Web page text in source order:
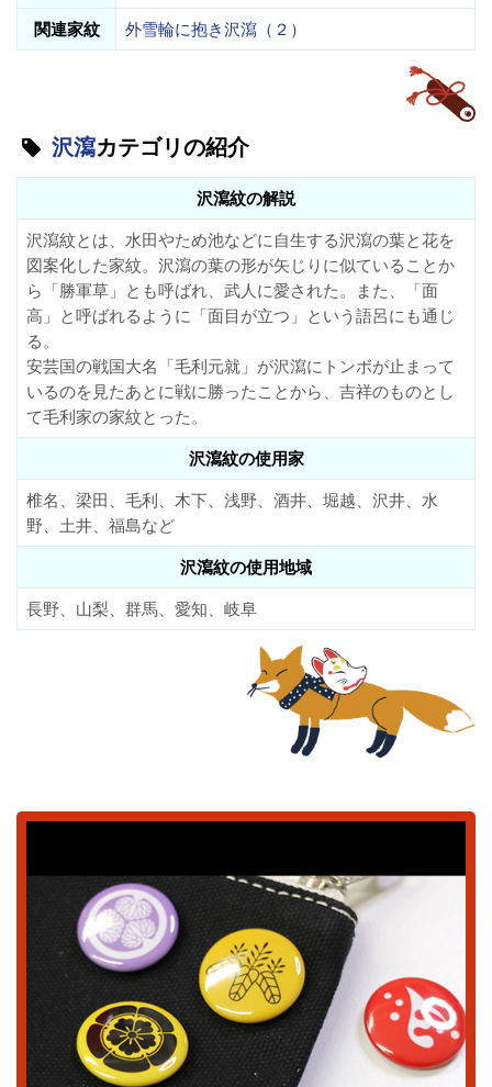
関連家紋
外雪輪に抱き沢瀉（２）
沢瀉カテゴリの紹介
沢瀉紋の解説
沢瀉紋とは、水田やため池などに自生する沢瀉の葉と花を
図案化した家紋。沢瀉の葉の形が矢じりに似ていることか
ら「勝軍草」とも呼ばれ、武人に愛された。また、「面
高」と呼ばれるように「面目が立つ」という語呂にも通じ
る。
安芸国の戦国大名「毛利元就」が沢瀉にトンボが止まって
いるのを見たあとに戦に勝ったことから、吉祥のものとし
て毛利家の家紋とった。
沢瀉紋の使用家
椎名、梁田、毛利、木下、浅野、酒井、堀越、沢井、水
野、土井、福島など
沢瀉紋の使用地域
長野、山梨、群馬、愛知、岐阜